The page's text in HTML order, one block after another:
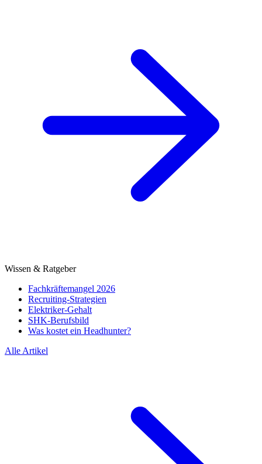
Wissen & Ratgeber
Fachkräftemangel 2026
Recruiting-Strategien
Elektriker-Gehalt
SHK-Berufsbild
Was kostet ein Headhunter?
Alle Artikel